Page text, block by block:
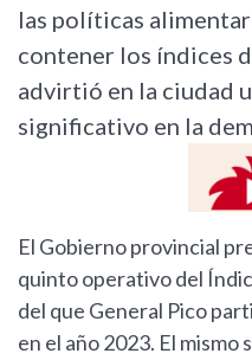
las políticas
contener los índices
advirtió en la ciudad
significativo en la
El Gobierno provincial
quinto operativo del
del que General Pico
en el año 2023. El